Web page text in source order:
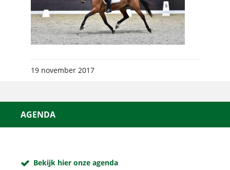
19 november 2017
AGENDA
Bekijk hier onze agenda